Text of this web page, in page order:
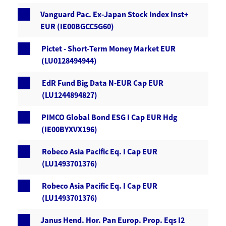
Vanguard Pac. Ex-Japan Stock Index Inst+
EUR (IE00BGCC5G60)
Pictet - Short-Term Money Market EUR
(LU0128494944)
EdR Fund Big Data N-EUR Cap EUR
(LU1244894827)
PIMCO Global Bond ESG I Cap EUR Hdg
(IE00BYXVX196)
Robeco Asia Pacific Eq. I Cap EUR
(LU1493701376)
Robeco Asia Pacific Eq. I Cap EUR
(LU1493701376)
Janus Hend. Hor. Pan Europ. Prop. Eqs I2